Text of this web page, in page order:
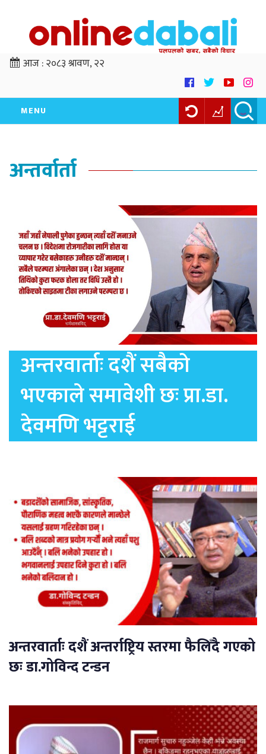
आज :२०८३ श्रावण, २२
MENU
अन्तर्वार्ता
अन्तरवार्ताः दशैं सबैको
भएकाले समावेशी छः प्रा.डा.
देवमणि भट्टराई
अन्तरवार्ताः दशैं अन्तर्राष्ट्रिय स्तरमा फैलिँदै गएको
छः डा.गोविन्द टन्डन